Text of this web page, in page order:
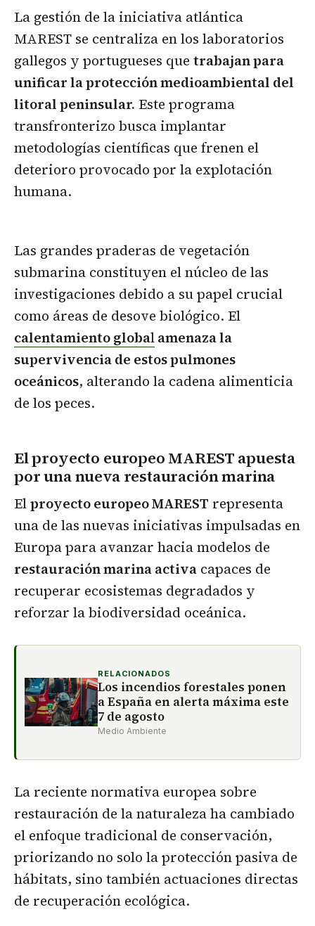
La gestión de la iniciativa atlántica
MAREST se centraliza en los laboratorios
gallegos y portugueses que trabajan para
unificar la protección medioambiental del
litoral peninsular. Este programa
transfronterizo busca implantar
metodologías científicas que frenen el
deterioro provocado por la explotación
humana.
Las grandes praderas de vegetación
submarina constituyen el núcleo de las
investigaciones debido a su papel crucial
como áreas de desove biológico. El
calentamiento globalamenaza la
supervivencia de estos pulmones
oceánicos, alterando la cadena alimenticia
de los peces.
El proyecto europeo MAREST apuesta
por una nueva restauración marina
Elproyecto europeo MAREST representa
una de las nuevas iniciativas impulsadas en
Europa para avanzar hacia modelos de
restauración marina activa capaces de
recuperar ecosistemas degradados y
reforzar la biodiversidad oceánica.
RELACIONADOS
Los incendios forestales ponen
a España en alerta máxima este
7 de agosto
Medio Ambiente
La reciente normativa europea sobre
restauración de la naturaleza ha cambiado
el enfoque tradicional de conservación,
priorizando no solo la protección pasiva de
hábitats, sino también actuaciones directas
de recuperación ecológica.